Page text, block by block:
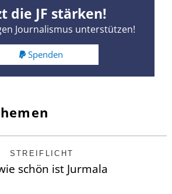
die JF stärken!
Journalismus unterstützen!
Spenden
STREIFLICHT
schön ist Jurmala